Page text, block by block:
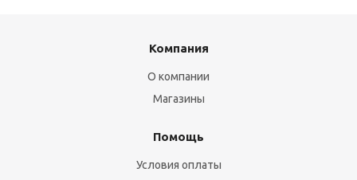
Компания
О компании
Магазины
Помощь
Условия оплаты